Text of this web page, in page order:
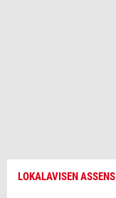
LOKALAVISEN ASSENS